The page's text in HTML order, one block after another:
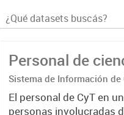
Personal de
Sistema de Información
El personal de CyT en
personas involucradas